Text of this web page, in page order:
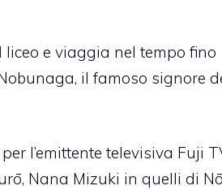
e viaggia nel tempo fino
il famoso signore
l’emittente televisiva Fuji
Nana Mizuki in quelli di